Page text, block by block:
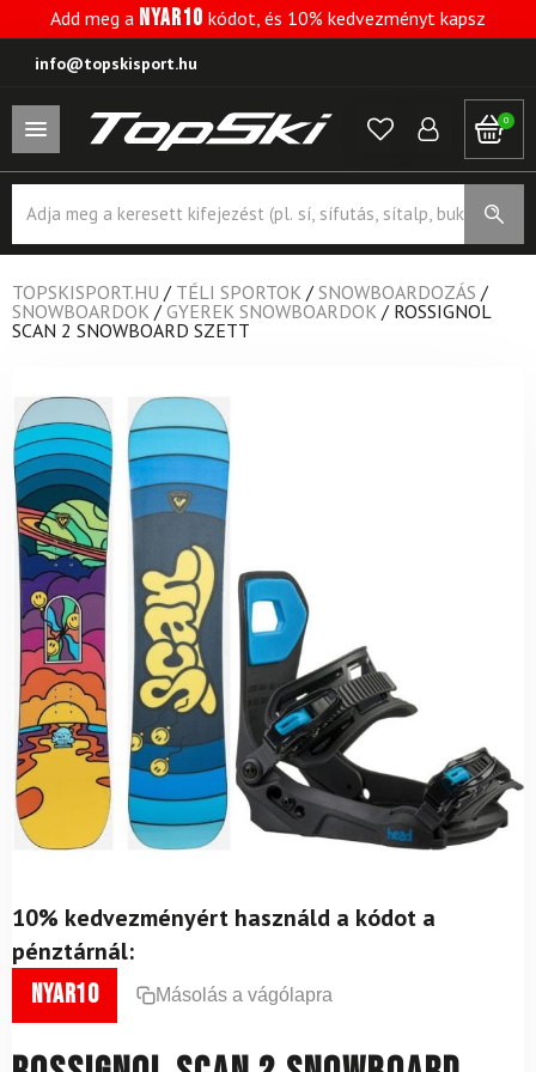
Add meg a NYAR10 kódot, és 10% kedvezményt kapsz
info@topskisport.hu
0
search
TOPSKISPORT.HU / TÉLI SPORTOK / SNOWBOARDOZÁS /
SNOWBOARDOK / GYEREK SNOWBOARDOK / ROSSIGNOL
SCAN 2 SNOWBOARD SZETT
10% kedvezményért használd a kódot a
pénztárnál:
nyar10 Másolás a vágólapra